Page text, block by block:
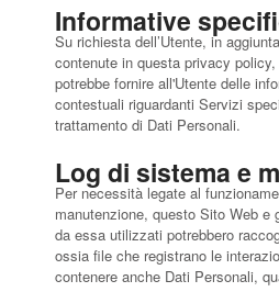
Informative
Su richiesta dell’Utente, in
contenute in questa privacy
potrebbe fornire all'Utente delle
contestuali riguardanti Servizi
trattamento di Dati Personali.
Log di sistema e
Per necessità legate al
manutenzione, questo Sito Web e
da essa utilizzati potrebbero
ossia file che registrano le
contenere anche Dati Personali,